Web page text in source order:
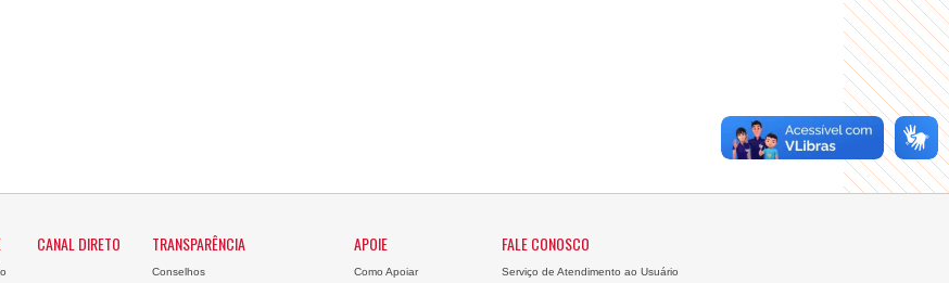
CANAL DIRETO TRANSPARÊNCIA
Conselhos
APOIE
Como Apoiar
FALE CONOSCO
Serviço de Atendimento ao Usuário